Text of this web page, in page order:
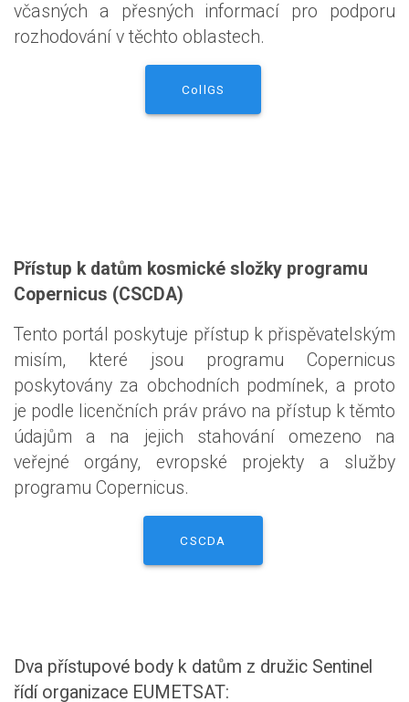
včasných a přesných informací pro podporu
rozhodování v těchto oblastech.
CollGS
Přístup k datům kosmické složky programu
Copernicus (CSCDA)
Tento portál poskytuje přístup k přispěvatelským
misím, které jsou programu Copernicus
poskytovány za obchodních podmínek, a proto
je podle licenčních práv právo na přístup k těmto
údajům a na jejich stahování omezeno na
veřejné orgány, evropské projekty a služby
programu Copernicus.
CSCDA
Dva přístupové body k datům z družic Sentinel
řídí organizace EUMETSAT: